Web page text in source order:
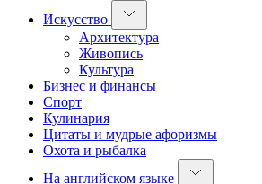
Искусство
Архитектура
Живопись
Культура
Бизнес и финансы
Спорт
Кулинария
Цитаты и мудрые афоризмы
Охота и рыбалка
На английском языке